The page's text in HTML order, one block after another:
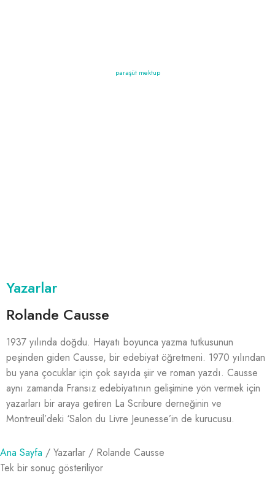
paraşüt mektup
Yazarlar
Rolande Causse
1937 yılında doğdu. Hayatı boyunca yazma tutkusunun
peşinden giden Causse, bir edebiyat öğretmeni. 1970 yılından
bu yana çocuklar için çok sayıda şiir ve roman yazdı. Causse
aynı zamanda Fransız edebiyatının gelişimine yön vermek için
yazarları bir araya getiren La Scribure derneğinin ve
Montreuil’deki ‘Salon du Livre Jeunesse’in de kurucusu.
Ana Sayfa Yazarlar
Rolande Causse
Tek bir sonuç gösteriliyor